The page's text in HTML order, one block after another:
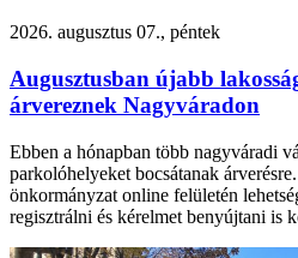
2026. augusztus 07., péntek
Augusztusban újabb
árvereznek Nagyváradon
Ebben a hónapban több nagyváradi
parkolóhelyeket bocsátanak
önkormányzat online felületén
regisztrálni és kérelmet benyújtani is